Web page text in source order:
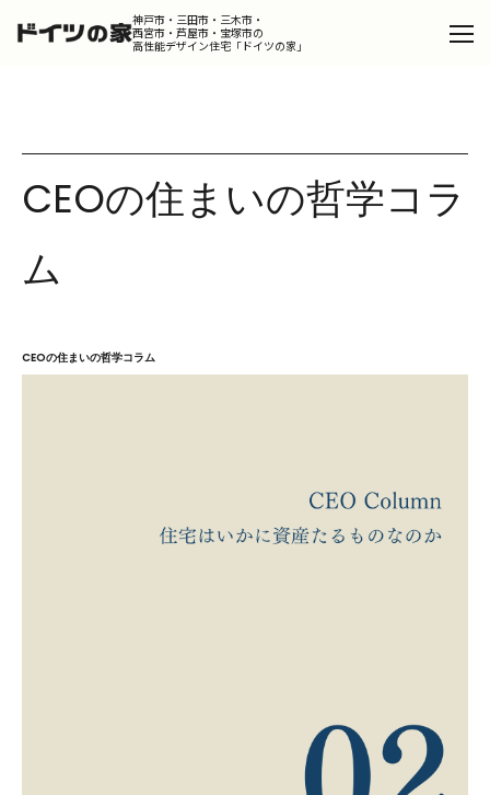
神戸市・三田市・三木市・
西宮市・芦屋市・宝塚市の
高性能デザイン住宅「ドイツの家」
カタログを請求する
Design
デザインコンセプト
ドイツの家
Portfolio
ポートフォリオ
CEOの住まいの哲学コラ
ム
CEOの住まいの哲学コラム